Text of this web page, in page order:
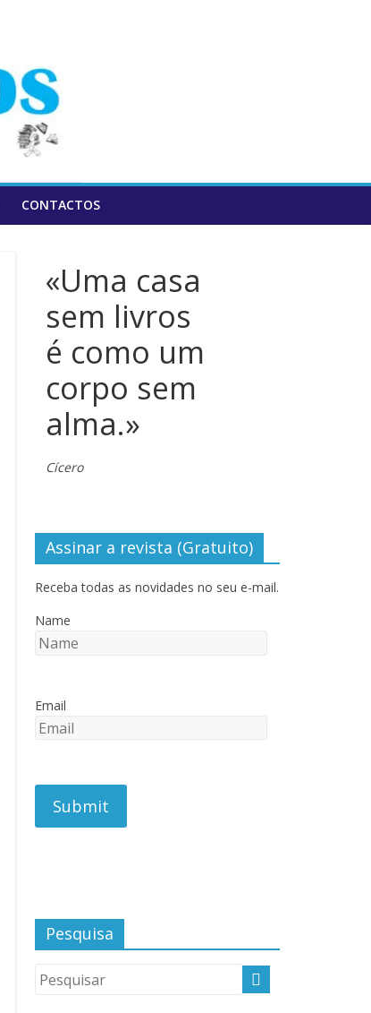
CONTACTOS
«Uma casa
sem livros
é como um
corpo sem
alma.»
Cícero
Assinar a revista (Gratuito)
Receba todas as novidades no seu e-mail.
Name
Email
Pesquisa